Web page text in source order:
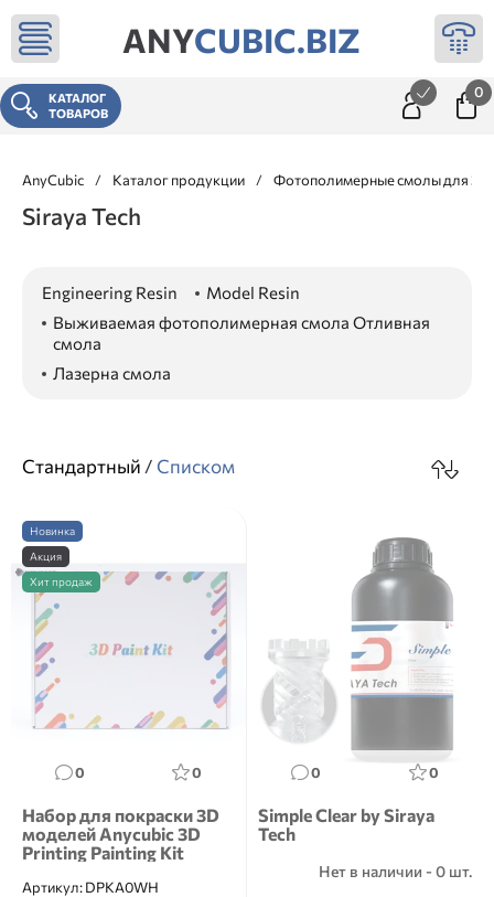
ANYCUBIC.BIZ
КАТАЛОГ
ТОВАРОВ
0
AnyCubic / Каталог продукции / Фотополимерные смолы для 3д
Siraya Tech
Engineering Resin
Model Resin
Выживаемая фотополимерная смола Отливная
смола
Лазерна смола
Стандартный / Списком
Новинка
Акция
Хит продаж
0 0
Набор для покраски 3D
моделей Anycubic 3D
Printing Painting Kit
Артикул:DPKA0WH
0 0
Simple Clear by Siraya
Tech
Нет в наличии - 0 шт.